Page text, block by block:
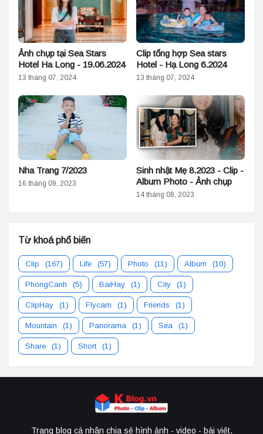
Ảnh chụp tại Sea Stars
Hotel Ha Long - 19.06.2024
13 tháng 07, 2024
Clip tổng hợp Sea stars
Hotel - Hạ Long 6.2024
13 tháng 07, 2024
Nha Trang 7/2023
16 tháng 09, 2023
Sinh nhật Mẹ 8.2023 - Clip -
Album Photo - Ảnh chụp
14 tháng 09, 2023
Từ khoá phổ biến
Clip (167) Life (57) Photo (11) Album (10)
PhongCanh (5) BaiHay (1) City (1)
ClipHay (1) Flycam (1) Friends (1)
Mountain (1) Panorama (1) Sea (1)
Share (1) Short (1)
Trang blog cá nhân chia sẻ hình ảnh - video - bài viết.